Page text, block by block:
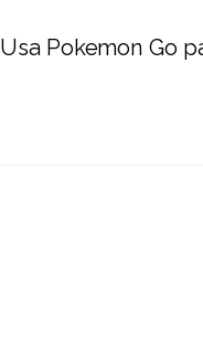
Usa Pokemon Go